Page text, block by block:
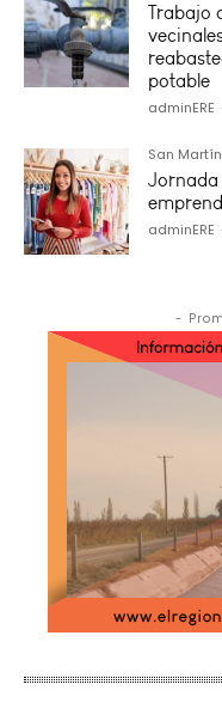
Trabajo
potable
adminERE
San Martín
adminERE
-